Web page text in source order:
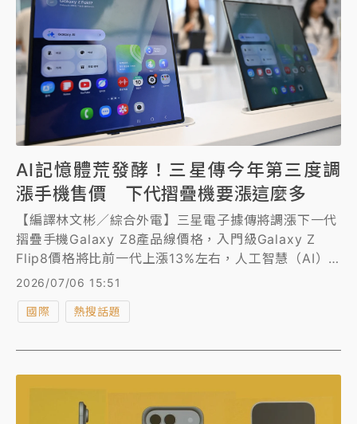
AI記憶體荒發酵！三星傳今年第三度調
漲手機售價 下代摺疊機要漲這麼多
【編譯林文彬／綜合外電】三星電子據傳將調漲下一代
摺疊手機Galaxy Z8產品線價格，入門級Galaxy Z
Flip8價格將比前一代上漲13%左右，人工智慧（AI）
熱潮導致記憶體晶片短缺的證據再添一樁。
2026/07/06 15:51
國際 熱搜話題